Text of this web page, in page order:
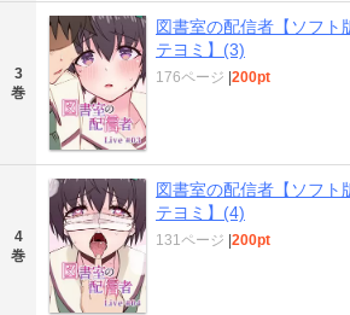
3
巻
図書室の配信者【ソフト
テヨミ】(3)
176ページ |200pt
4
巻
図書室の配信者【ソフト
テヨミ】(4)
131ページ |200pt